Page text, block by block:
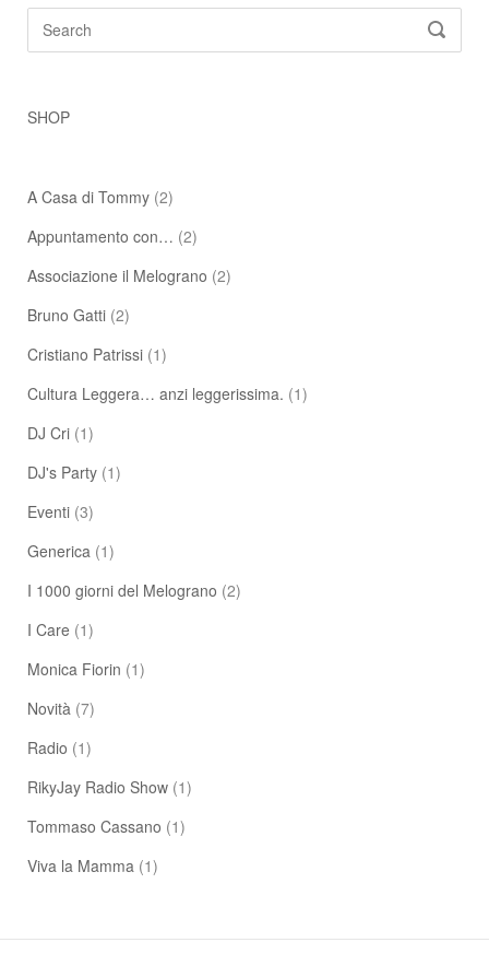
Search
SHOP
A Casa di Tommy (2)
Appuntamento con… (2)
Associazione il Melograno (2)
Bruno Gatti (2)
Cristiano Patrissi (1)
Cultura Leggera… anzi leggerissima. (1)
DJ Cri (1)
DJ's Party (1)
Eventi (3)
Generica (1)
I 1000 giorni del Melograno (2)
I Care (1)
Monica Fiorin (1)
Novità (7)
Radio (1)
RikyJay Radio Show (1)
Tommaso Cassano (1)
Viva la Mamma (1)